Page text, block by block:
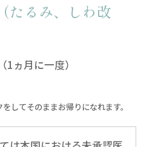
たるみ、しわ改
ヵ月に一度）
してそのままお帰りになれます。